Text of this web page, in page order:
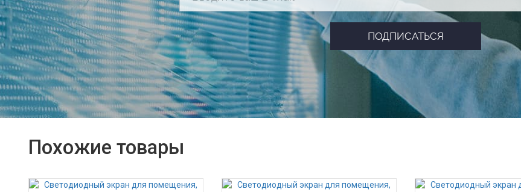
Похожие товары